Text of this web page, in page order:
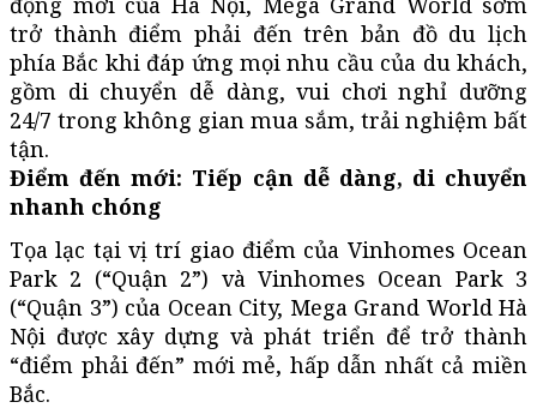
trở thành điểm phải đến trên bản đồ du lịch
phía Bắc khi đáp ứng mọi nhu cầu của du khách,
gồm di chuyển dễ dàng, vui chơi nghỉ dưỡng
24/7 trong không gian mua sắm, trải nghiệm bất
tận.
Điểm đến mới: Tiếp cận dễ dàng, di chuyển
nhanh chóng
Tọa lạc tại vị trí giao điểm của Vinhomes Ocean
Park 2 (“Quận 2”) và Vinhomes Ocean Park 3
(“Quận 3”) của Ocean City, Mega Grand World Hà
Nội được xây dựng và phát triển để trở thành
“điểm phải đến” mới mẻ, hấp dẫn nhất cả miền
Bắc.